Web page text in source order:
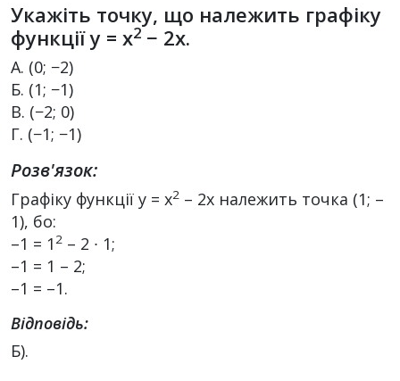
Укажіть точку, що належить графіку
функції y = x2 − 2x.
А. (0; −2)
Б. (1; −1)
В. (−2; 0)
Г. (−1; −1)
Розв'язок:
Графіку функції y = x2 – 2х належить точка (1; –
1), бо:
–1 = 12 – 2 ∙ 1;
–1 = 1 – 2;
–1 = –1.
Відповідь:
Б).